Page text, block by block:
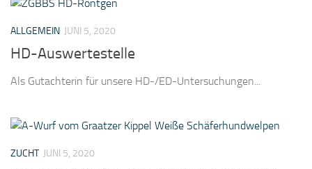
ALLGEMEIN JUNI 5, 2020
HD-Auswertestelle
Als Gutachterin für unsere HD-/ED-Untersuchungen...
ZUCHT JUNI 5, 2020